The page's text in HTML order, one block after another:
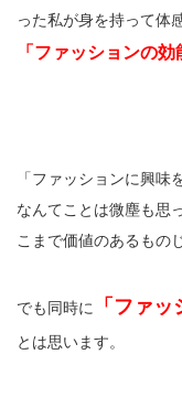
った私が身を持って体
「ファッションの効
「ファッションに興味
なんてことは微塵も思
こまで価値のあるもの
でも同時に 「ファ
とは思います。